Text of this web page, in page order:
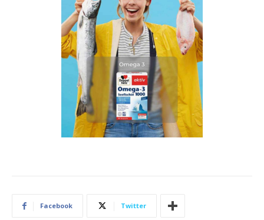
Facebook Twitter